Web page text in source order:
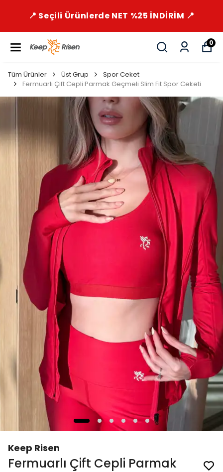
📍 Seçili Ürünlerde NET %25 İNDİRİM 📍
0
Tüm Ürünler Üst Grup
Spor Ceket
Fermuarlı Çift Cepli Parmak Geçmeli Slim Fit Spor Ceketi
Keep Risen
Fermuarlı Çift Cepli Parmak